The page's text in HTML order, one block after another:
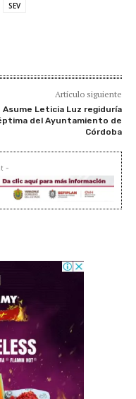
SEV
Artículo siguiente
Asume Leticia Luz regiduría
del Ayuntamiento de
Córdoba
-